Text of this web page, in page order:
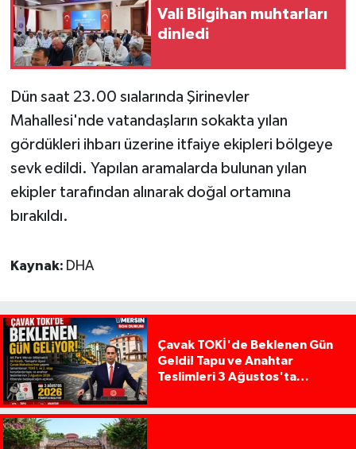
Vali Bilgihan muhtarları
dinledi
Dün saat 23.00 sıalarında Şirinevler
Mahallesi'nde vatandaşların sokakta yılan
gördükleri ihbarı üzerine itfaiye ekipleri bölgeye
sevk edildi. Yapılan aramalarda bulunan yılan
ekipler tarafından alınarak doğal ortamına
bırakıldı.
Kaynak: DHA
Çavak TOKİ'de Beklenen Gün
Geldi! Tapu ve Anahtar
Teslimleri 3 Ağustos'ta